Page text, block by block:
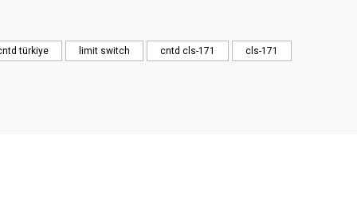
türkiye limit switch cntd cls-171 cls-171